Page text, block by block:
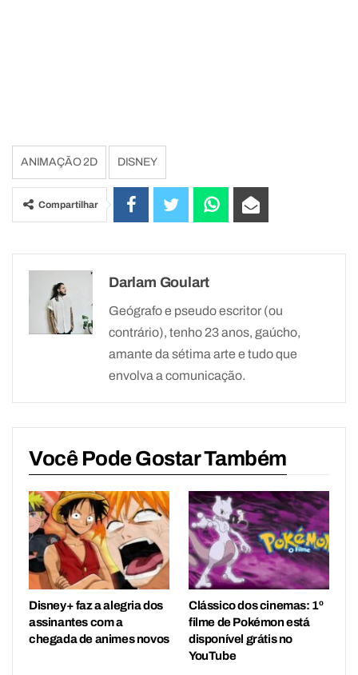
ANIMAÇÃO 2D DISNEY
Compartilhar
Darlam Goulart
Geógrafo e pseudo escritor (ou
contrário), tenho 23 anos, gaúcho,
amante da sétima arte e tudo que
envolva a comunicação.
Você Pode Gostar Também
Disney+ faz a alegria dos
assinantes com a
chegada de animes novos
Clássico dos cinemas: 1º
filme de Pokémon está
disponível grátis no
YouTube